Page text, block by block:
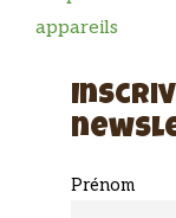
appareils
Prénom